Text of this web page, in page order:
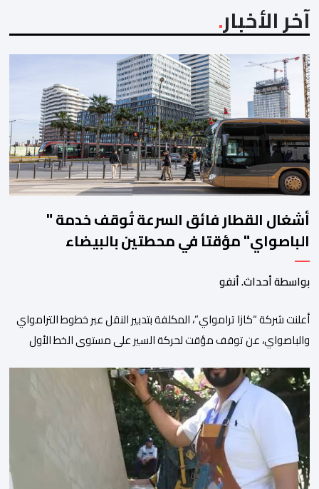
آخر الأخبار
أشغال القطار فائق السرعة تُوقف خدمة "
الباصواي" مؤقتا في محطتين بالبيضاء
بواسطة أحداث. أنفو
أعلنت شركة “كازا ترامواي”، المكلفة بتدبير النقل عبر خطوط الترامواي
والباصواي، عن توقف مؤقت لحركة السير على مستوى الخط الأول
2026. وأشارت الشركة، عبر إشعار رسمي وجهته لمستعملي الخط، أن
هذا التوقف المؤقت يأتي في إطار الأشغال الخاصة بتهيئة مشروع الخط
الكبيير للقطار فائق […]